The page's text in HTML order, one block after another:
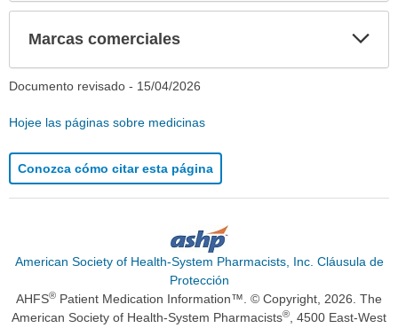
Marcas comerciales
Documento revisado - 15/04/2026
Hojee las páginas sobre medicinas
Conozca cómo citar esta página
American Society of Health-System Pharmacists, Inc. Cláusula de
Protección
AHFS® Patient Medication Information™. © Copyright, 2026. The
American Society of Health-System Pharmacists®, 4500 East-West